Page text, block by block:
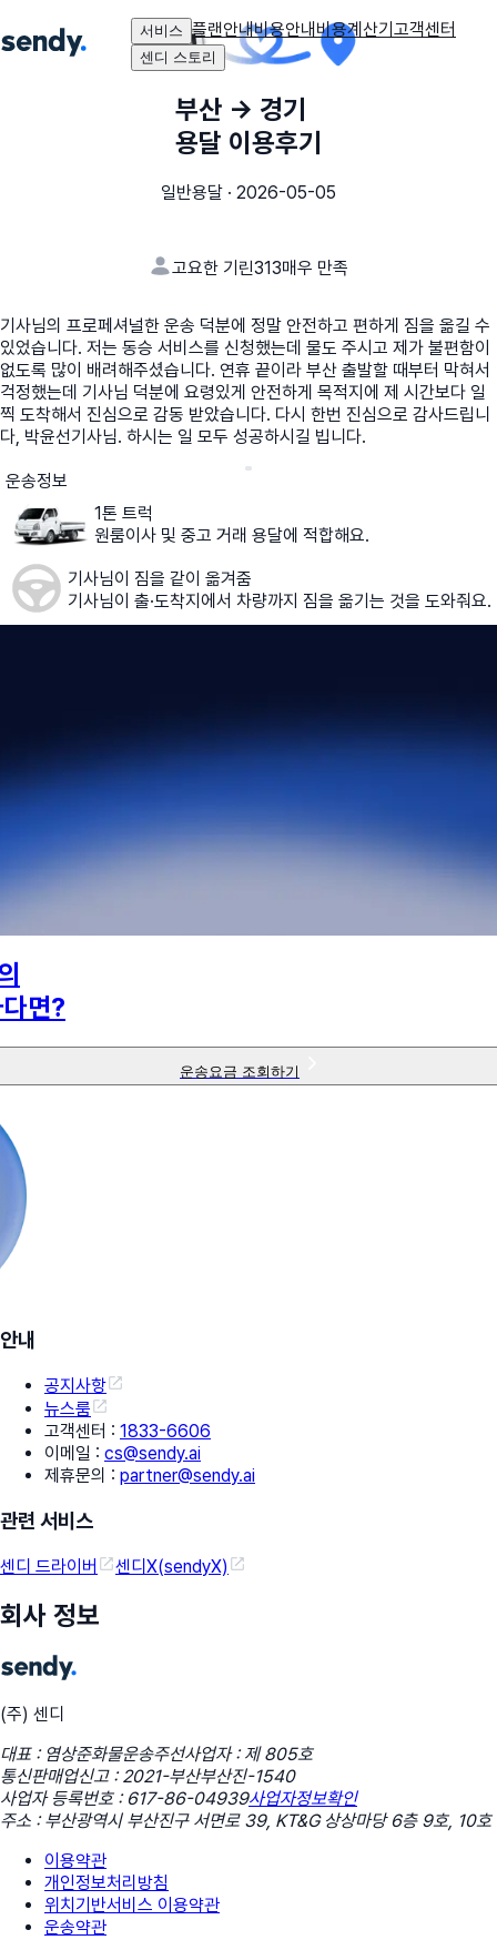
서비스 플랜안내비용안내비용계산기고객센터
센디 스토리
부산 → 경기
용달 이용후기
일반용달 · 2026-05-05
고요한 기린313매우 만족
기사님의 프로페셔널한 운송 덕분에 정말 안전하고 편하게 짐을 옮길 수
있었습니다. 저는 동승 서비스를 신청했는데 물도 주시고 제가 불편함이
없도록 많이 배려해주셨습니다. 연휴 끝이라 부산 출발할 때부터 막혀서
걱정했는데 기사님 덕분에 요령있게 안전하게 목적지에 제 시간보다 일
찍 도착해서 진심으로 감동 받았습니다. 다시 한번 진심으로 감사드립니
다, 박윤선기사님. 하시는 일 모두 성공하시길 빕니다.
운송정보
1톤 트럭
원룸이사 및 중고 거래 용달에 적합해요.
기사님이 짐을 같이 옮겨줌
기사님이 출·도착지에서 차량까지 짐을 옮기는 것을 도와줘요.
면?
운송요금 조회하기
안내
공지사항
뉴스룸
고객센터 : 1833-6606
이메일 : cs@sendy.ai
제휴문의 : partner@sendy.ai
관련 서비스
센디 드라이버 센디X(sendyX)
회사 정보
(주) 센디
대표 : 염상준화물운송주선사업자 : 제 805호
통신판매업신고 : 2021-부산부산진-1540
사업자 등록번호 : 617-86-04939사업자정보확인
주소 : 부산광역시 부산진구 서면로 39, KT&G 상상마당 6층 9호, 10호
이용약관
개인정보처리방침
위치기반서비스 이용약관
운송약관